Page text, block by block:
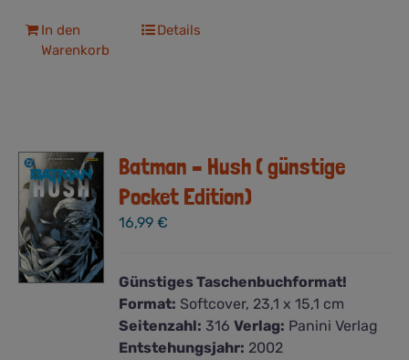
In den
Warenkorb
Details
Batman – Hush ( günstige
Pocket Edition)
16,99€
Günstiges Taschenbuchformat!
Format: Softcover, 23,1 x 15,1 cm
Seitenzahl: 316Verlag: Panini Verlag
Entstehungsjahr: 2002